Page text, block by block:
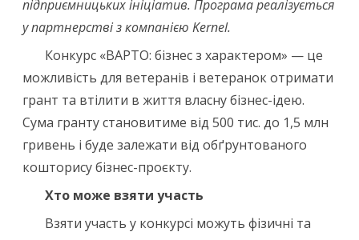
підприємницьких ініціатив. Програма реалізується
у партнерстві з компанією Kernel.
Конкурс «ВАРТО: бізнес з характером» — це
можливість для ветеранів і ветеранок отримати
грант та втілити в життя власну бізнес-ідею.
Сума гранту становитиме від 500 тис. до 1,5 млн
гривень і буде залежати від обґрунтованого
кошторису бізнес-проєкту.
Хто може взяти участь
Взяти участь у конкурсі можуть фізичні та